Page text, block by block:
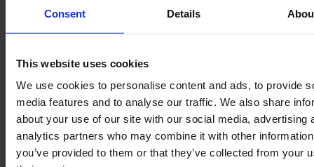
Consent Details
This website uses cookies
We use cookies to personalise content and ads, to provide
media features and to analyse our traffic. We also share
about your use of our site with our social media, advertising
analytics partners who may combine it with other
you’ve provided to them or that they’ve collected from your
ネットの初期には口コミは存在せず、その後トリップアドバ
イザーが登場して市場を席巻した。当時、ホテル経営者は窮
その後、ブッキング・ドットコムが誕生し、こちらも口コミ
は異なり認証済みレビューを採用している。 さらに後には
Googleもこの分野に参入し、膨大なユーザーに包括的な情報
を提供し始めた。そこで我々の宿泊施設経営者からは、将来
の宿泊客に自施設の質をアピールする方法を模索してほしい
と要望があった。そこで我々は公開コンペを実施し、Visit
Trentinoと各宿泊施設のサイト双方で質を統合・表示するシ